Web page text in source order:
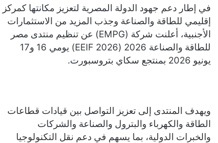
في إطار دعم جهود الدولة المصرية لتعزيز مكانتها كمركز
إقليمي للطاقة والصناعة وجذب المزيد من الاستثمارات
الأجنبية، أعلنت شركة (EMPG) عن تنظيم منتدى مصر
للطاقة والصناعة 2026 (EEIF 2026) يومي 16 و17
يونيو 2026 بمنتجع سكاي بتروسبورت.
ويهدف المنتدى إلى تعزيز التواصل بين قيادات قطاعات
الطاقة والكهرباء والبترول والصناعة والشركات
والخبرات الدولية، بما يسهم في دعم نقل التكنولوجيا